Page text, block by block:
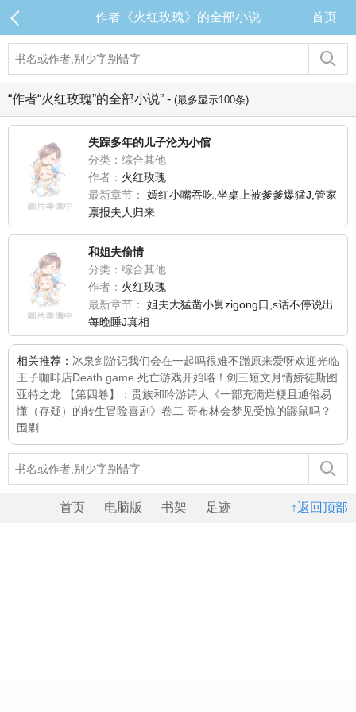
作者《火红玫瑰》的全部小说 首页
“作者“火红玫瑰”的全部小说” - (最多显示100条)
失踪多年的儿子沦为小倌
分类：综合其他
作者： 火红玫瑰
最新章节：
嫣红小嘴吞吃,坐桌上被爹爹爆猛J,管家
禀报夫人归来
和姐夫偷情
分类：综合其他
作者： 火红玫瑰
最新章节：
姐夫大猛凿小舅zigong口,s话不停说出
每晚睡J真相
相关推荐： 冰泉剑游记我们会在一起吗很难不蹭原来爱呀欢迎光临
王子咖啡店Death game 死亡游戏开始咯！ 剑三短文 月情娇徒斯图
亚特之龙 【第四卷】：贵族和吟游诗人
《一部充满烂梗且通俗易
懂（存疑）的转生冒险喜剧》卷二 哥布林会梦见受惊的鼹鼠吗？
围剿
↑返回顶部
首页 电脑版 书架 足迹